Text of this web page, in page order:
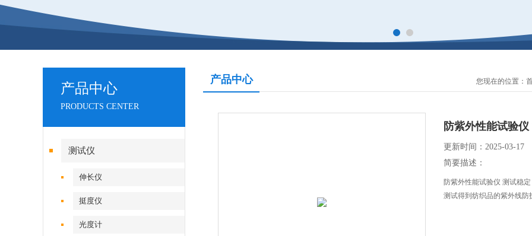
产品中心
PRODUCTS CENTER
测试仪
伸长仪
挺度仪
光度计
产品中心 您现在的位置：
防紫外性能试验
更新时间：2025-03-17
简要描述：
防紫外性能试验仪 测试稳
测试得到纺织品的紫外线防